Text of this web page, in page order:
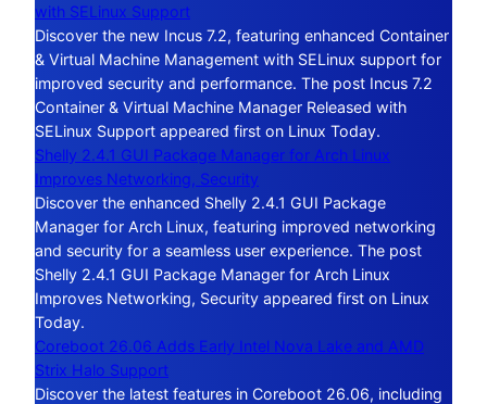
with SELinux Support
Discover the new Incus 7.2, featuring enhanced Container
& Virtual Machine Management with SELinux support for
improved security and performance. The post Incus 7.2
Container & Virtual Machine Manager Released with
SELinux Support appeared first on Linux Today.
Shelly 2.4.1 GUI Package Manager for Arch Linux
Improves Networking, Security
Discover the enhanced Shelly 2.4.1 GUI Package
Manager for Arch Linux, featuring improved networking
and security for a seamless user experience. The post
Shelly 2.4.1 GUI Package Manager for Arch Linux
Improves Networking, Security appeared first on Linux
Today.
Coreboot 26.06 Adds Early Intel Nova Lake and AMD
Strix Halo Support
Discover the latest features in Coreboot 26.06, including